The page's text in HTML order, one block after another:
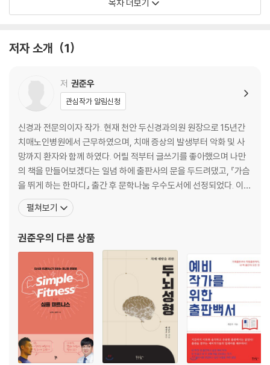
나의 로망, 시가 고원 72
You’re lucky 86
나고야의 아침 91
눈 내리는 소리 95
II. 눈은 일탈이다
최고의 식탁 104
금지된 것의 즐거움 109
야생의 눈을 만나다 115
숲 속에서 나 홀로 121
안녕, 치세누푸리 126
일본스키장 계의 엄친아 141
길을 잃다 148
다시, 제자리로 154
III. 눈에서 만나다
눈은 원천이다 - 토모 162
눈은 연애다 - 박병훈 197
눈은 연결고리다 - 오한상 214
목차 더보기
저자 소개 1
저 권준우
관심작가 알림신청
신경과 전문의이자 작가. 현재 천안 두신경과의원 원장으로 15년간
치매노인병원에서 근무하였으며, 치매 증상의 발생부터 악화 및 사
망까지 환자와 함께 하였다. 어릴 적부터 글쓰기를 좋아했으며 나만
의 책을 만들어보겠다는 일념 하에 출판사의 문을 두드려댔고, 『가슴
을 뛰게 하는 한마디』 출간 후 문학나눔 우수도서에 선정되었다. 이후
에도 『눈을 만나다』, 『오늘의 두통을 내일로 미루지 말라』를 출간하
였으며, 다수의 수필집을 공동 저자 형식으로 발간했다. 온라인 출판
그동안 쌓아둔 출판의 노하우를 예비작가들에게 나누어주
펼쳐보기
권준우의 다른 상품